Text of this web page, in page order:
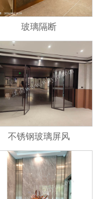
玻璃隔断
不锈钢玻璃屏风